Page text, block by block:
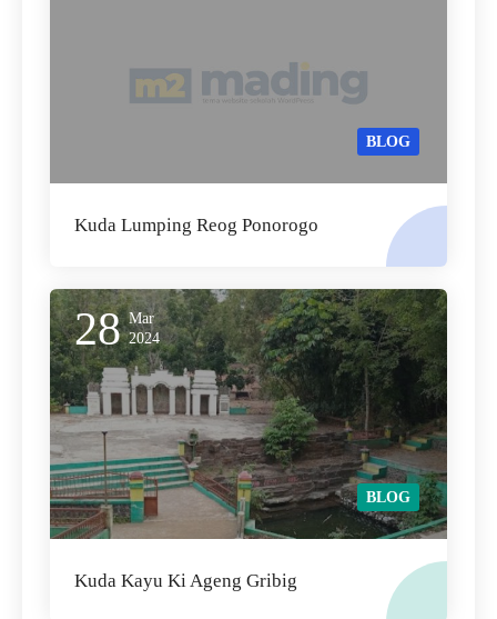
BLOG
Kuda Lumping Reog Ponorogo
28 Mar
2024
BLOG
Kuda Kayu Ki Ageng Gribig